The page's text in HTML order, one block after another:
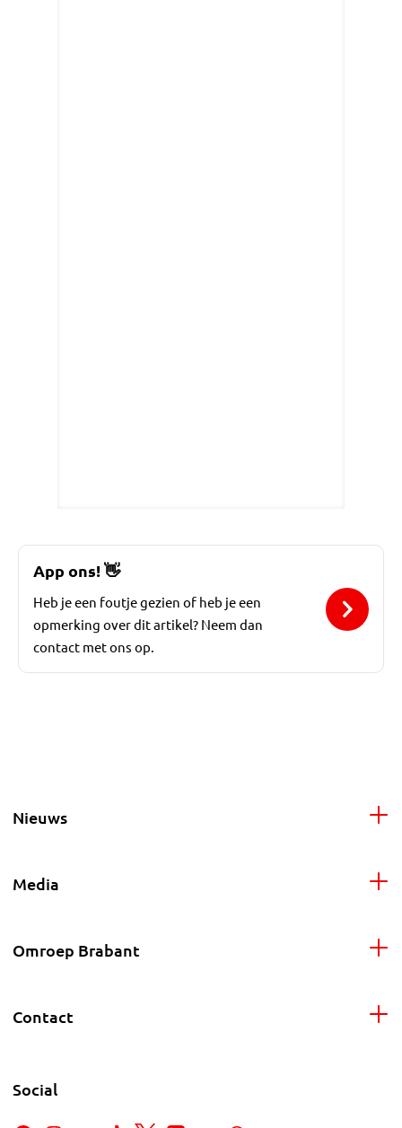
App ons!👋
Heb je een foutje gezien of heb je een
opmerking over dit artikel? Neem dan
contact met ons op.
Nieuws
Media
Omroep Brabant
Contact
Social